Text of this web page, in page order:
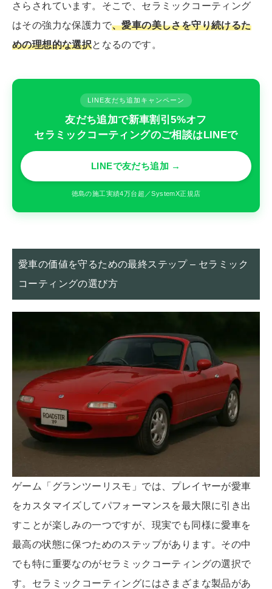
さらされています。そこで、セラミックコーティング
はその強力な保護力で、愛車の美しさを守り続けるた
めの理想的な選択となるのです。
LINE友だち追加キャンペーン
友だち追加で新車割引5%オフ
セラミックコーティングのご相談はLINEで
LINEで友だち追加 →
徳島の施工実績4万台超／SystemX正規店
愛車の価値を守るための最終ステップ – セラミック
コーティングの選び方
ゲーム「グランツーリスモ」では、プレイヤーが愛車
をカスタマイズしてパフォーマンスを最大限に引き出
すことが楽しみの一つですが、現実でも同様に愛車を
最高の状態に保つためのステップがあります。その中
でも特に重要なのがセラミックコーティングの選択で
す。セラミックコーティングにはさまざまな製品があ